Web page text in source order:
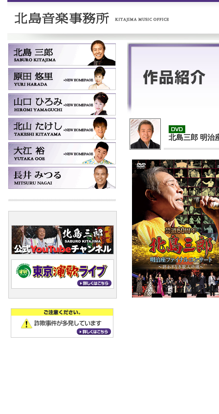
北島三郎 明治